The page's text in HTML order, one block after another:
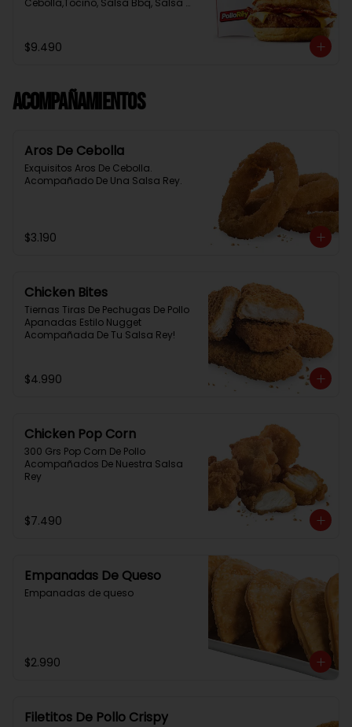
Cebolla,Tocino, Salsa Bbq, Salsa
$9.490
Acompañamientos
Aros De Cebolla
Exquisitos Aros De Cebolla.
Acompañado De Una Salsa Rey.
$3.190
Chicken Bites
Tiernas Tiras De Pechugas De Pollo
Apanadas Estilo Nugget
Acompañada De Tu Salsa Rey!
$4.990
Chicken Pop Corn
300 Grs Pop Corn De Pollo
Acompañados De Nuestra Salsa
Rey
$7.490
Empanadas De Queso
Empanadas de queso
$2.990
Filetitos De Pollo Crispy